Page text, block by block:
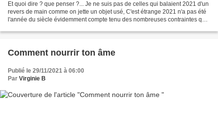
Et quoi dire ? que penser ?... Je ne suis pas de celles qui balaient 2021 d'un
revers de main comme on jette un objet usé, C'est étrange 2021 n'a pas été
l'année du siècle évidemment compte tenu des nombreuses contraintes que
Comment nourrir ton âme
Publié le 29/11/2021 à 06:00
Par Virginie B